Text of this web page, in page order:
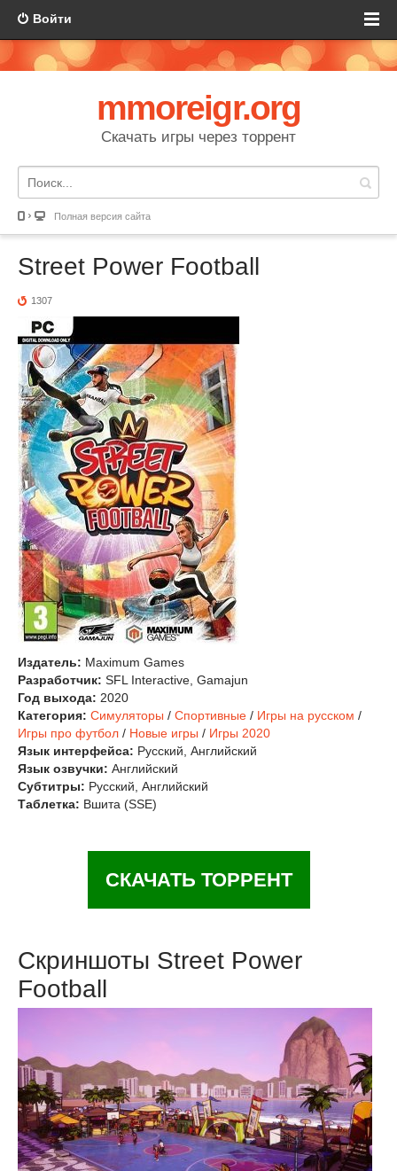
Войти
mmoreigr.org
Скачать игры через торрент
Полная версия сайта
Street Power Football
1307
Издатель: Maximum Games
Разработчик: SFL Interactive, Gamajun
Год выхода: 2020
Категория: Симуляторы / Спортивные / Игры на русском /
Игры про футбол / Новые игры / Игры 2020
Язык интерфейса: Русский, Английский
Язык озвучки: Английский
Субтитры: Русский, Английский
Таблетка: Вшита (SSE)
СКАЧАТЬ ТОРРЕНТ
Скриншоты Street Power
Football